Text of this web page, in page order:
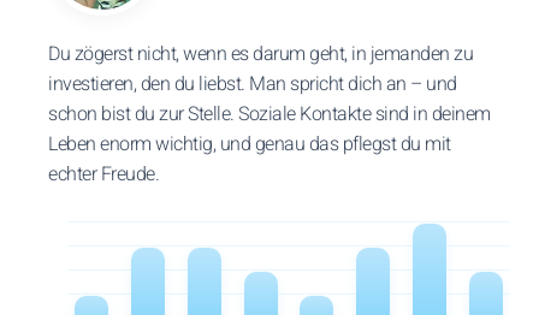
Du zögerst nicht, wenn es darum geht, in jemanden zu
investieren, den du liebst. Man spricht dich an – und
schon bist du zur Stelle. Soziale Kontakte sind in deinem
Leben enorm wichtig, und genau das pflegst du mit
echter Freude.